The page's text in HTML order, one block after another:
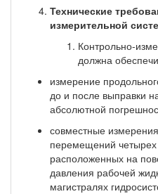
Технические
измерительной
Контрольно-
должна
измерение
до и после выправки
абсолютной
совместные
перемещений четырех
располо­женных на
давления рабочей
магистра­лях